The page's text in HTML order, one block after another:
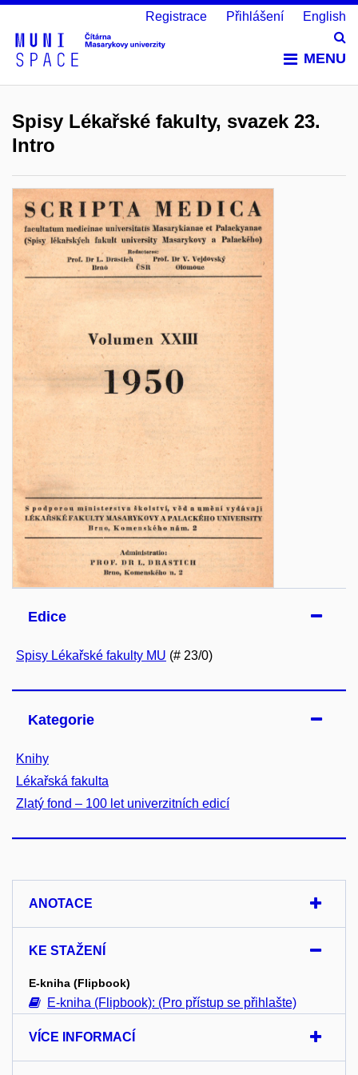
MENU
Registrace Přihlášení English
Spisy Lékařské fakulty, svazek 23.
Intro
Edice
Spisy Lékařské fakulty MU (# 23/0)
Kategorie
Knihy
Lékařská fakulta
Zlatý fond – 100 let univerzitních edicí
ANOTACE
KE STAŽENÍ
E-kniha (Flipbook)
E-kniha (Flipbook): (Pro přístup se přihlašte)
VÍCE INFORMACÍ